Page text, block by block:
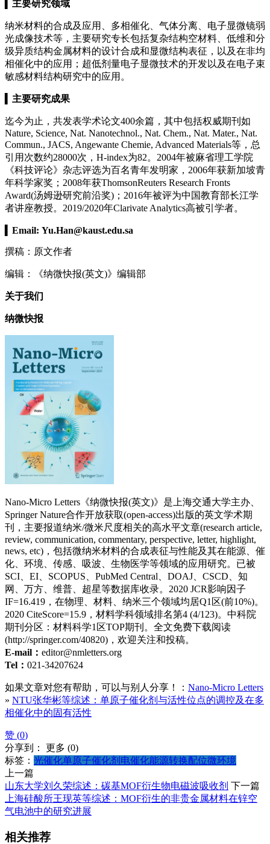
主要研究领域
纳米材料的合成及应用、多相催化、气体分离、电子显微镜弱
光成像技术等，主要研究专长包括复杂结构空材料、低维和分
级异质结构金属材料的设计合成和显微结构表征，以及在非均
相催化中的应用；超低剂量电子显微技术的开发以及在电子束
敏感材料结构研究中的应用。
主要研究成果
迄今为止，共发表学术论文400余篇，其中包括权威期刊如
Nature, Science, Nat. Nanotechnol., Nat. Chem., Nat. Mater., Nat.
Commun., JACS, Angewante Chemie, Advanced Materials等，总
引用次数约28000次，H-index为82。2004年被麻省理工学院
《科技评论》杂志评选为百名青年发明家，2006年获新加坡青
年科学家奖；2008年获ThomsonReuters Research Fronts
Award(汤姆逊研究前沿奖)；2016年被评为中国教育部长江学
者讲座教授。2019/2020年Clarivate Analytics高被引学者。
Email: Yu.Han@kaust.edu.sa
撰稿：原文作者
编辑：《纳微快报(英文)》编辑部
关于我们
纳微快报
Nano-Micro Letters《纳微快报(英文)》是上海交通大学主办、
Springer Nature合作开放获取(open-access)出版的英文学术期
刊，主要报道纳米/微米尺度相关的高水平文章(research article,
review, communication, commentary, perspective, letter, highlight,
news, etc)，包括微纳米材料的合成表征与性能及其在能源、催
化、环境、传感、吸波、生物医学等领域的应用研究。已被
SCI、EI、SCOPUS、PubMed Central、DOAJ、CSCD、知
网、万方、维普、超星等数据库收录。2020 JCR影响因子
IF=16.419，在物理、材料、纳米三个领域均居Q1区(前10%)。
2020 CiteScore=15.9，材料学科领域排名第4 (4/123)。中科院
期刊分区：材料科学1区TOP期刊。全文免费下载阅读
(http://springer.com/40820)，欢迎关注和投稿。
E-mail： editor@nmletters.org
Tel： 021-34207624
如果文章对您有帮助，可以与别人分享！： Nano-Micro Letters
» NTU张华彬等综述：单原子催化剂与活性位点的调控及在多
相催化中的固有活性
赞 (0)
分享到： 更多 (0)
标签： 光催化单原子催化剂 电催化能源转换配位微环境
上一篇
山东大学刘久荣综述：碳基MOF衍生物电磁波吸收剂 下一篇
上海硅酸所王现英等综述：MOF衍生的非贵金属材料在锌空
气电池中的研究进展
相关推荐